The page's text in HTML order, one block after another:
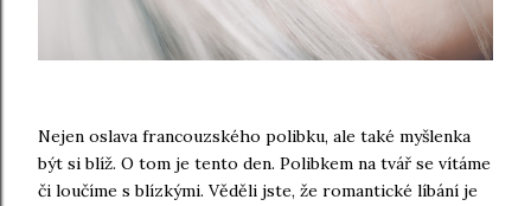
Nejen oslava francouzského polibku, ale také myšlenka
být si blíž. O tom je tento den. Polibkem na tvář se vítáme
či loučíme s blízkými. Věděli jste, že romantické líbání je